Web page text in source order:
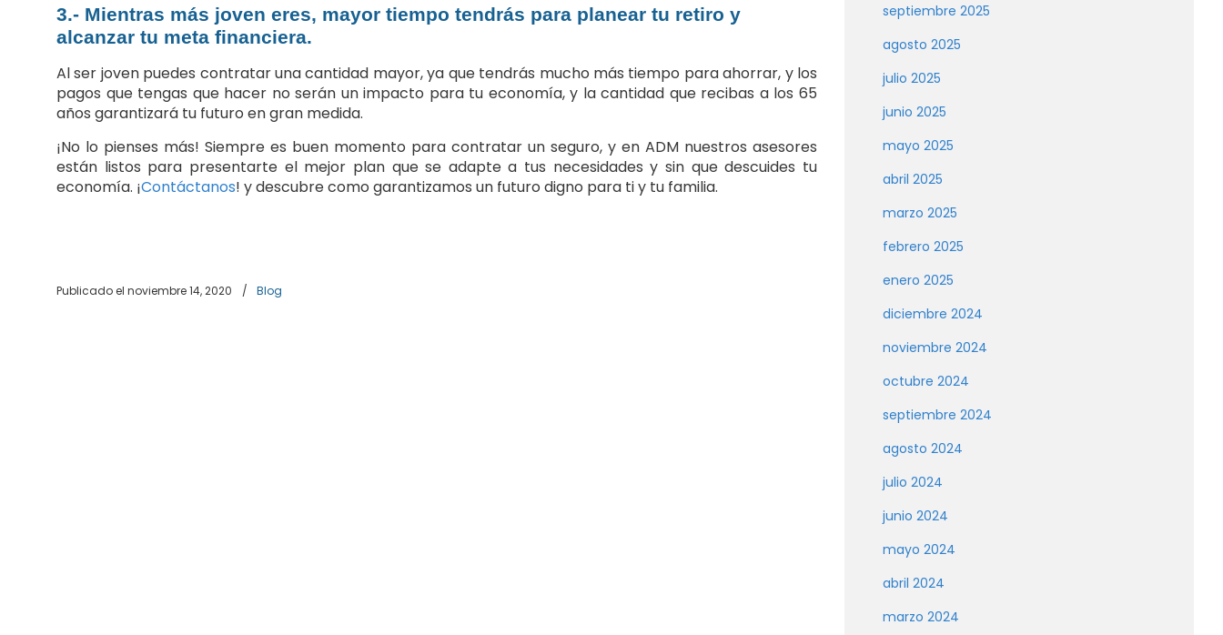
3.- Mientras más joven eres, mayor tiempo tendrás para planear tu retiro y
alcanzar tu meta financiera.
Al ser joven puedes contratar una cantidad mayor, ya que tendrás mucho más tiempo para ahorrar, y los
pagos que tengas que hacer no serán un impacto para tu economía, y la cantidad que recibas a los 65
años garantizará tu futuro en gran medida.
¡No lo pienses más! Siempre es buen momento para contratar un seguro, y en ADM nuestros asesores
están listos para presentarte el mejor plan que se adapte a tus necesidades y sin que descuides tu
economía. ¡Contáctanos! y descubre como garantizamos un futuro digno para ti y tu familia.
Publicado el noviembre 14, 2020 / Blog
septiembre 2025
agosto 2025
julio 2025
junio 2025
mayo 2025
abril 2025
marzo 2025
febrero 2025
enero 2025
diciembre 2024
noviembre 2024
octubre 2024
septiembre 2024
agosto 2024
julio 2024
junio 2024
mayo 2024
abril 2024
marzo 2024